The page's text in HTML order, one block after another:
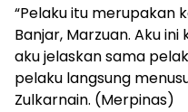
“Pelaku itu merupakan
Banjar, Marzuan. Aku
aku jelaskan sama
pelaku langsung
Zulkarnain. (Merpinas)